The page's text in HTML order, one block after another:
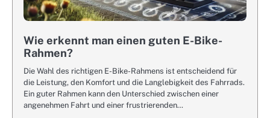
Wie erkennt man einen guten E-Bike-
Rahmen?
Die Wahl des richtigen E-Bike-Rahmens ist entscheidend für
die Leistung, den Komfort und die Langlebigkeit des Fahrrads.
Ein guter Rahmen kann den Unterschied zwischen einer
angenehmen Fahrt und einer frustrierenden…